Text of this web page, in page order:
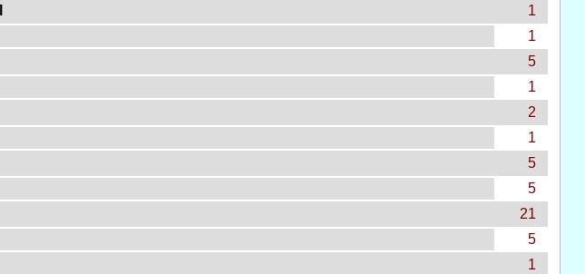
1
1
5
1
2
1
5
5
21
5
1